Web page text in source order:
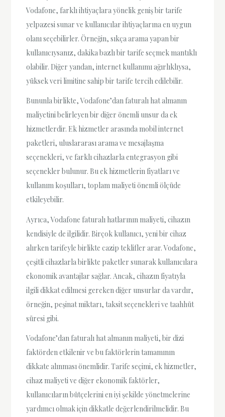
Vodafone, farklı ihtiyaçlara yönelik geniş bir tarife
yelpazesi sunar ve kullanıcılar ihtiyaçlarına en uygun
olanı seçebilirler. Örneğin, sıkça arama yapan bir
kullanıcıysanız, dakika bazlı bir tarife seçmek mantıklı
olabilir. Diğer yandan, internet kullanımı ağırlıklıysa,
yüksek veri limitine sahip bir tarife tercih edilebilir.
Bununla birlikte, Vodafone’dan faturalı hat almanın
maliyetini belirleyen bir diğer önemli unsur da ek
hizmetlerdir. Ek hizmetler arasında mobil internet
paketleri, uluslararası arama ve mesajlaşma
seçenekleri, ve farklı cihazlarla entegrasyon gibi
seçenekler bulunur. Bu ek hizmetlerin fiyatları ve
kullanım koşulları, toplam maliyeti önemli ölçüde
etkileyebilir.
Ayrıca, Vodafone faturalı hatlarının maliyeti, cihazın
kendisiyle de ilgilidir. Birçok kullanıcı, yeni bir cihaz
alırken tarifeyle birlikte cazip teklifler arar. Vodafone,
çeşitli cihazlarla birlikte paketler sunarak kullanıcılara
ekonomik avantajlar sağlar. Ancak, cihazın fiyatıyla
ilgili dikkat edilmesi gereken diğer unsurlar da vardır,
örneğin, peşinat miktarı, taksit seçenekleri ve taahhüt
süresi gibi.
Vodafone’dan faturalı hat almanın maliyeti, bir dizi
faktörden etkilenir ve bu faktörlerin tamamının
dikkate alınması önemlidir. Tarife seçimi, ek hizmetler,
cihaz maliyeti ve diğer ekonomik faktörler,
kullanıcıların bütçelerini en iyi şekilde yönetmelerine
yardımcı olmak için dikkatle değerlendirilmelidir. Bu